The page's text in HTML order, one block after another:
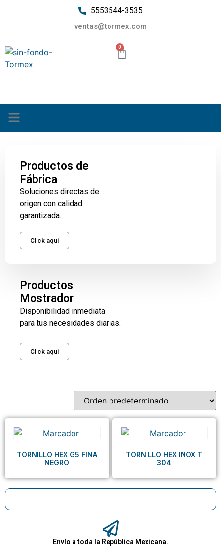
5553544-3535
ventas@tormex.com
0
Envío a toda la República Mexicana.
Productos de
Fábrica
Soluciones directas de
origen con calidad
garantizada.
Click aqui
Productos
Mostrador
Disponibilidad inmediata
para tus necesidades diarias.
Click aqui
TORNILLO HEX G5 FINA
NEGRO
TORNILLO HEX INOX T
304